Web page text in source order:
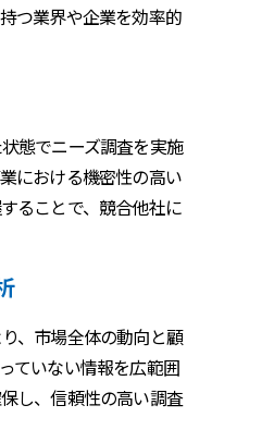
つ業界や企業を効率的
態でニーズ調査を実施
における機密性の高い
ることで、競合他社に
、市場全体の動向と顧
ていない情報を広範囲
し、信頼性の高い調査